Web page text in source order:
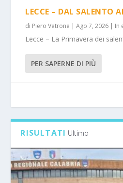
LECCE – DAL SALENTO
di Piero Vetrone |Ago 7, 2026 | In
Lecce – La Primavera dei
PER SAPERNE DI PIÙ
RISULTATI Ultimo